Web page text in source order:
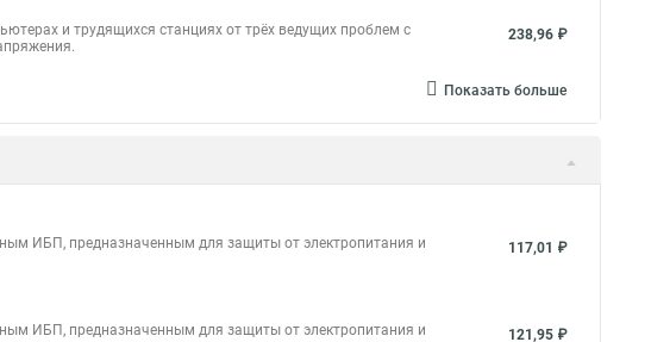
и трудящихся станциях от трёх ведущих проблем с
238,96 ₽
Показать больше
ИБП, предназначенным для защиты от электропитания и
117,01 ₽
ИБП, предназначенным для защиты от электропитания и
121,95 ₽